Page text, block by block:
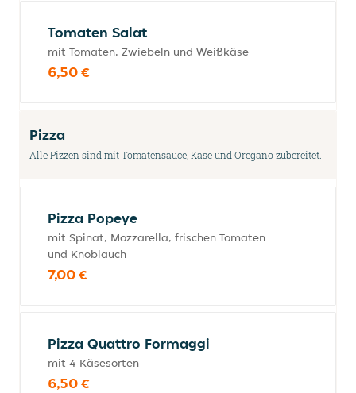
Tomaten Salat
mit Tomaten, Zwiebeln und Weißkäse
6,50 €
Pizza
Alle Pizzen sind mit Tomatensauce, Käse und Oregano zubereitet.
Pizza Popeye
mit Spinat, Mozzarella, frischen Tomaten
und Knoblauch
7,00 €
Pizza Quattro Formaggi
mit 4 Käsesorten
6,50 €